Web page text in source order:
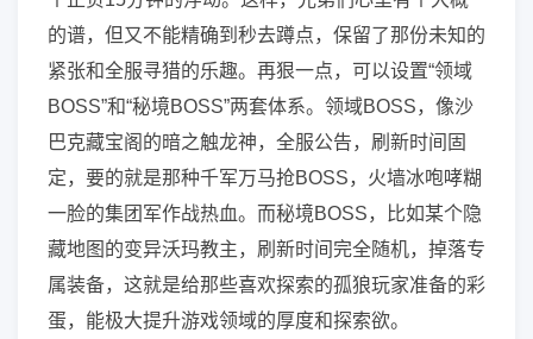
的谱，但又不能精确到秒去蹲点，保留了那份未知的
紧张和全服寻猎的乐趣。再狠一点，可以设置“领域
BOSS”和“秘境BOSS”两套体系。领域BOSS，像沙
巴克藏宝阁的暗之触龙神，全服公告，刷新时间固
定，要的就是那种千军万马抢BOSS，火墙冰咆哮糊
一脸的集团军作战热血。而秘境BOSS，比如某个隐
藏地图的变异沃玛教主，刷新时间完全随机，掉落专
属装备，这就是给那些喜欢探索的孤狼玩家准备的彩
蛋，能极大提升游戏领域的厚度和探索欲。